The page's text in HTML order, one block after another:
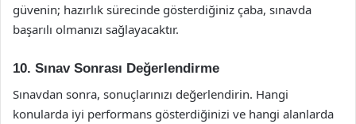
güvenin; hazırlık sürecinde gösterdiğiniz çaba, sınavda
başarılı olmanızı sağlayacaktır.
10. Sınav Sonrası Değerlendirme
Sınavdan sonra, sonuçlarınızı değerlendirin. Hangi
konularda iyi performans gösterdiğinizi ve hangi alanlarda